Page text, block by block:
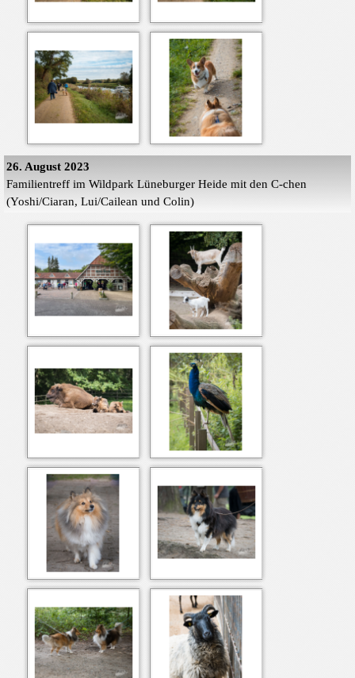
26. August 2023
Familientreff im Wildpark Lüneburger Heide mit den C-chen
(Yoshi/Ciaran, Lui/Cailean und Colin)